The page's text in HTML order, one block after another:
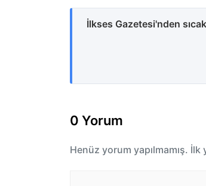
İlkses Gazetesi'nden
0 Yorum
Henüz yorum yapılmamış. İlk